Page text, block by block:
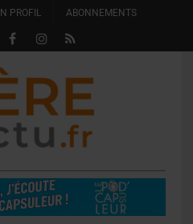
PROFIL ABONNEMENTS